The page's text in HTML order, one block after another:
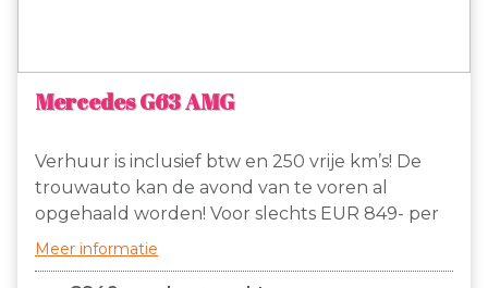
Mercedes G63 AMG
Verhuur is inclusief btw en 250 vrije km’s! De
trouwauto kan de avond van te voren al
opgehaald worden! Voor slechts EUR 849- per
dag + nacht te huur, prachtige Mercedes G63
Meer informatie